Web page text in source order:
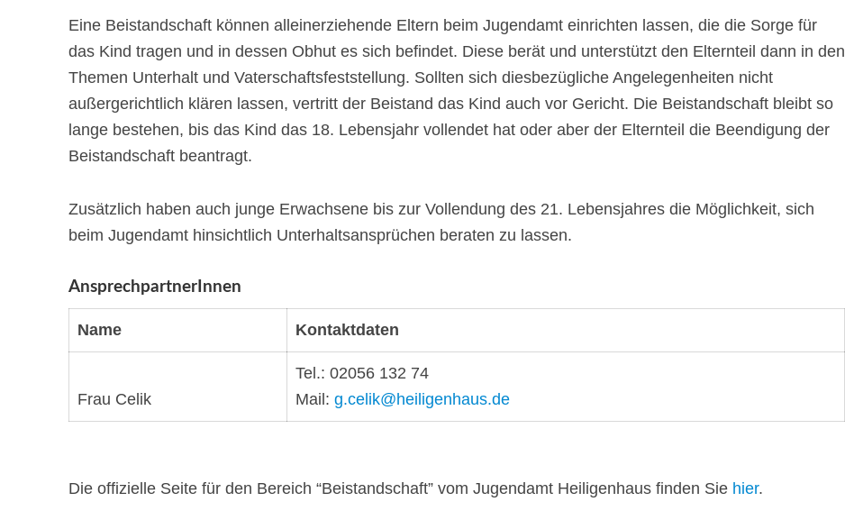
Eine Beistandschaft können alleinerziehende Eltern beim Jugendamt einrichten lassen, die die Sorge für
das Kind tragen und in dessen Obhut es sich befindet. Diese berät und unterstützt den Elternteil dann in den
Themen Unterhalt und Vaterschaftsfeststellung. Sollten sich diesbezügliche Angelegenheiten nicht
außergerichtlich klären lassen, vertritt der Beistand das Kind auch vor Gericht. Die Beistandschaft bleibt so
lange bestehen, bis das Kind das 18. Lebensjahr vollendet hat oder aber der Elternteil die Beendigung der
Beistandschaft beantragt.
Zusätzlich haben auch junge Erwachsene bis zur Vollendung des 21. Lebensjahres die Möglichkeit, sich
beim Jugendamt hinsichtlich Unterhaltsansprüchen beraten zu lassen.
AnsprechpartnerInnen
Name Kontaktdaten
Frau Celik
Tel.: 02056 132 74
Mail: g.celik@heiligenhaus.de
Die offizielle Seite für den Bereich “Beistandschaft” vom Jugendamt Heiligenhaus finden Sie hier.